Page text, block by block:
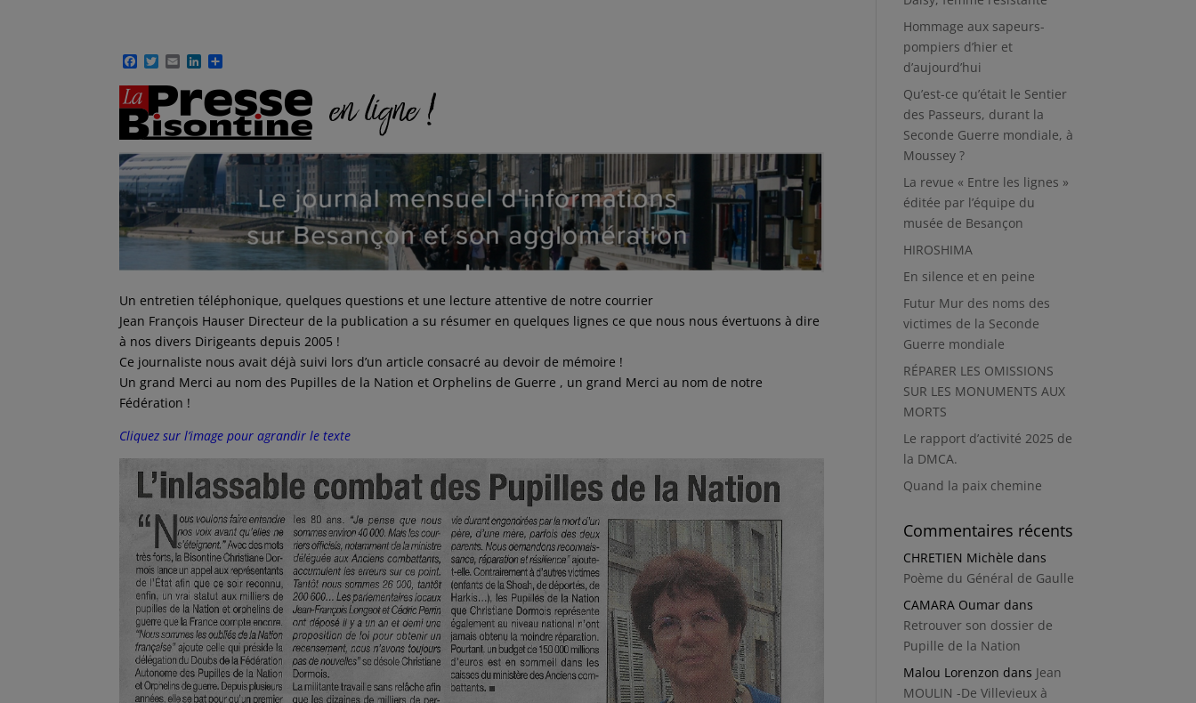
F
c
e
b
o
k
T
i
t
t
e
E
a
l
L
n
k
e
d
r
t
a
g
r
Un entretien téléphonique, quelques questions et une lecture attentive de notre courrier
Jean François Hauser Directeur de la publication a su résumer en quelques lignes ce que nous nous évertuons à dire
à nos divers Dirigeants depuis 2005 !
Ce journaliste nous avait déjà suivi lors d’un article consacré au devoir de mémoire !
Un grand Merci au nom des Pupilles de la Nation et Orphelins de Guerre , un grand Merci au nom de notre
Fédération !
Cliquez sur l’image pour agrandir le texte
Hommage aux sapeurs-
pompiers d’hier et
d’aujourd’hui
Qu’est-ce qu’était le Sentier
des Passeurs, durant la
Seconde Guerre mondiale, à
Moussey ?
La revue « Entre les lignes »
éditée par l’équipe du
musée de Besançon
HIROSHIMA
En silence et en peine
Futur Mur des noms des
victimes de la Seconde
Guerre mondiale
RÉPARER LES OMISSIONS
SUR LES MONUMENTS AUX
MORTS
Le rapport d’activité 2025 de
la DMCA.
Quand la paix chemine
Commentaires récents
CHRETIEN Michèle dans
Poème du Général de Gaulle
CAMARA Oumar dans
Retrouver son dossier de
Pupille de la Nation
Malou Lorenzon dans Jean
MOULIN -De Villevieux à